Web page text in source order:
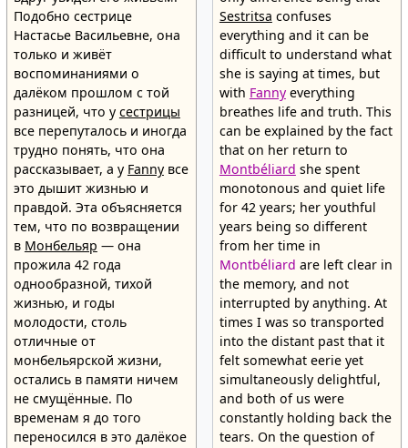
Подобно сестрице
Настасье Васильевне, она
только и живёт
воспоминаниями о
далёком прошлом с той
разницей, что у сестрицы
все перепуталось и иногда
трудно понять, что она
рассказывает, a y Fannyвсе
это дышит жизнью и
правдой. Эта объясняется
тем, что по возвращении
в Монбельяр — она
прожила 42 года
однообразной, тихой
жизнью, и годы
молодости, столь
отличные от
монбельярской жизни,
остались в памяти ничем
не смущённые. По
временам я до того
переносился в это далёкое
Sestritsa confuses
everything and it can be
difficult to understand what
she is saying at times, but
with Fannyeverything
breathes life and truth. This
can be explained by the fact
that on her return to
Montbéliard she spent
monotonous and quiet life
for 42 years; her youthful
years being so different
from her time in
Montbéliard are left clear in
the memory, and not
interrupted by anything. At
times I was so transported
into the distant past that it
felt somewhat eerie yet
simultaneously delightful,
and both of us were
constantly holding back the
tears. On the question of